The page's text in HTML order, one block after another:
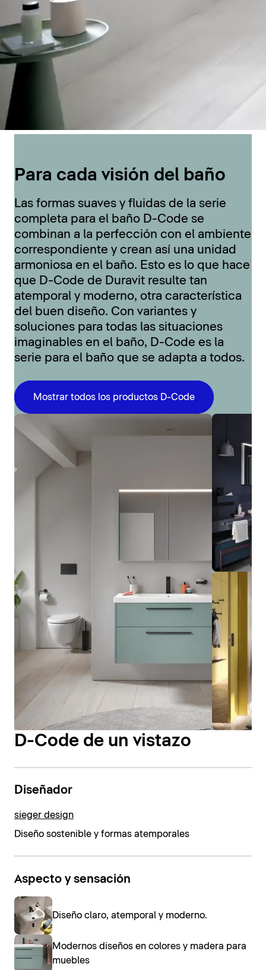
Para cada visión del baño
Las formas suaves y fluidas de la serie
completa para el baño D-Code se
combinan a la perfección con el ambiente
correspondiente y crean así una unidad
armoniosa en el baño. Esto es lo que hace
que D-Code de Duravit resulte tan
atemporal y moderno, otra característica
del buen diseño. Con variantes y
soluciones para todas las situaciones
imaginables en el baño, D-Code es la
serie para el baño que se adapta a todos.
Mostrar todos los productos D-Code
D-Code de un vistazo
Diseñador
sieger design
Diseño sostenible y formas atemporales
Aspecto y sensación
Diseño claro, atemporal y moderno.
Modernos diseños en colores y madera para
muebles